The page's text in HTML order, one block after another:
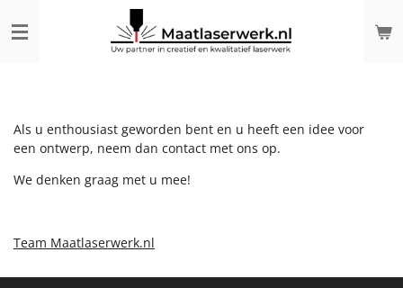
direct
Als u enthousiast geworden bent en u heeft een idee voor
een ontwerp, neem dan contact met ons op.
We denken graag met u mee!
Team Maatlaserwerk.nl